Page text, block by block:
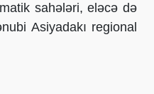
sahələri, eləcə də
Asiyadakı regional